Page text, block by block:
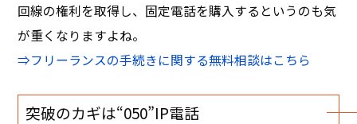
回線の権利を取得し、固定電話を購入するというのも気
が重くなりますよね。
⇒フリーランスの手続きに関する無料相談はこちら
突破のカギは“050”IP電話